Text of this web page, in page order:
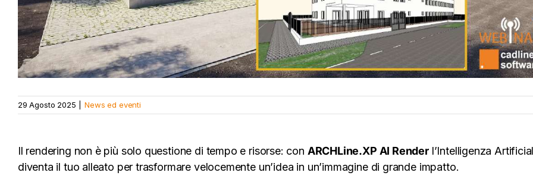
29 Agosto 2025 News ed eventi
Il rendering non è più solo questione di tempo e risorse: con ARCHLine.XP AI Renderl’Intelligenza
diventa il tuo alleato per trasformare velocemente un’idea in un’immagine di grande impatto.